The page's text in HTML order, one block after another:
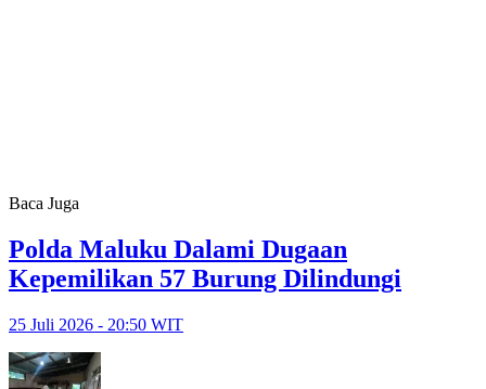
Baca Juga
Polda Maluku Dalami Dugaan
Kepemilikan 57 Burung Dilindungi
25 Juli 2026 - 20:50 WIT